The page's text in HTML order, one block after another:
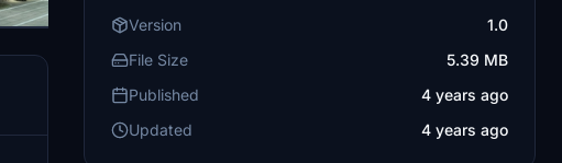
Version
1.0
File Size
5.39 MB
Published
4 years ago
Updated
4 years ago